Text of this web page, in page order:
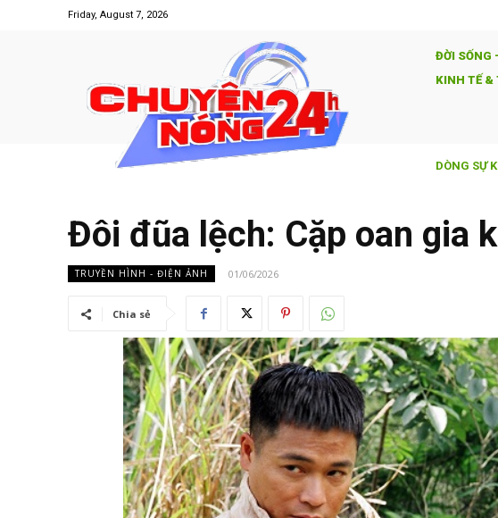
Friday, August 7, 2026
ĐỜI SỐNG
KINH TẾ &
DÒNG SỰ
Đôi đũa lệch: Cặp oan gia
TRUYỀN HÌNH - ĐIỆN ẢNH 01/06/2026
Chia sẻ